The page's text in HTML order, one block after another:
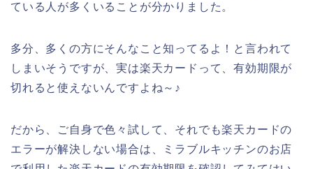
ている人が多くいることが分かりました。
多分、多くの方にそんなこと知ってるよ！と言われて
しまいそうですが、実は楽天カードって、有効期限が
切れると使えないんですよね～♪
だから、ご自身で色々試して、それでも楽天カードの
エラーが解決しない場合は、ミラブルキッチンのお店